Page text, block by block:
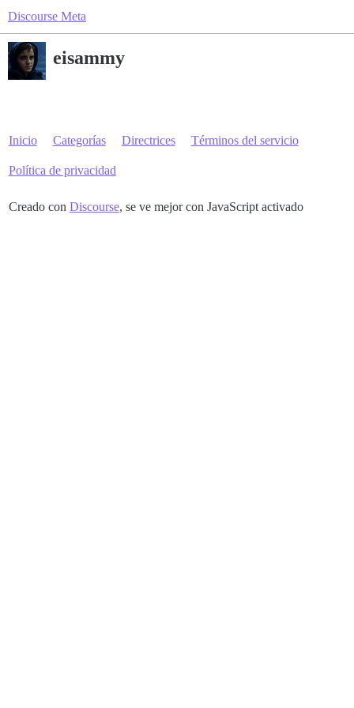
Discourse Meta
eisammy
Inicio Categorías Directrices Términos del servicio
Política de privacidad
Creado con Discourse, se ve mejor con JavaScript activado